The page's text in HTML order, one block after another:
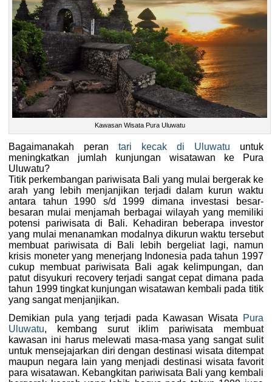
Kawasan Wisata Pura Uluwatu
Bagaimanakah perantari kecak di Uluwatu untuk
meningkatkan jumlah kunjungan wisatawan ke Pura
Uluwatu?
Titik perkembangan pariwisata Bali yang mulai bergerak ke
arah yang lebih menjanjikan terjadi dalam kurun waktu
antara tahun 1990 s/d 1999 dimana investasi besar-
besaran mulai menjamah berbagai wilayah yang memiliki
potensi pariwisata di Bali. Kehadiran beberapa investor
yang mulai menanamkan modalnya dikurun waktu tersebut
membuat pariwisata di Bali lebih bergeliat lagi, namun
krisis moneter yang menerjang Indonesia pada tahun 1997
cukup membuat pariwisata Bali agak kelimpungan, dan
patut disyukuri recovery terjadi sangat cepat dimana pada
tahun 1999 tingkat kunjungan wisatawan kembali pada titik
yang sangat menjanjikan.
Demikian pula yang terjadi pada Kawasan Wisata Pura
Uluwatu, kembang surut iklim pariwisata membuat
kawasan ini harus melewati masa-masa yang sangat sulit
untuk mensejajarkan diri dengan destinasi wisata ditempat
maupun negara lain yang menjadi destinasi wisata favorit
para wisatawan. Kebangkitan pariwisata Bali yang kembali